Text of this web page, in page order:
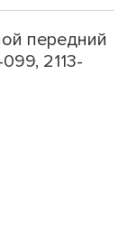
передний
2113-